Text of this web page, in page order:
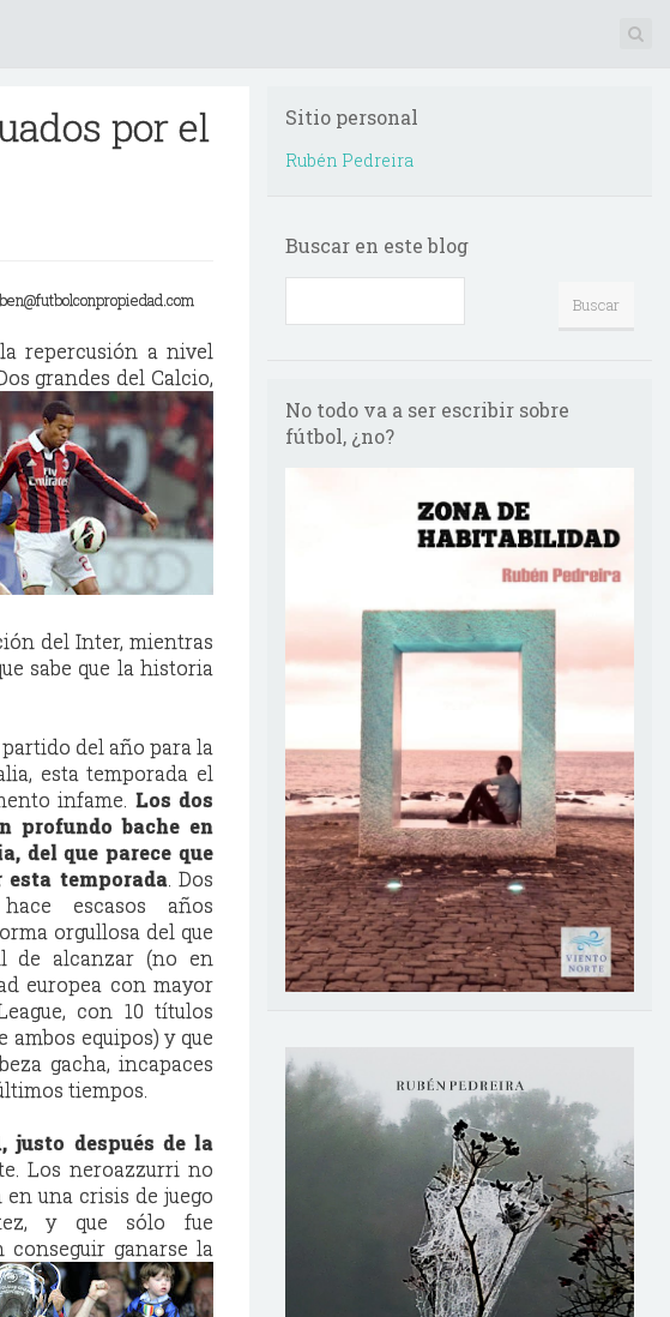
por el
repercusión a nivel
grandes del Calcio,
del Inter, mientras
sabe que la historia
del año para la
esta temporada el
infame. Los dos
profundo bache en
del que parece que
temporada. Dos
escasos años
orgullosa del que
de alcanzar (no en
europea con mayor
con 10 títulos
equipos) y que
gacha, incapaces
tiempos.
justo después de la
Los neroazzurri no
una crisis de juego
y que sólo fue
conseguir ganarse la
Sitio personal
Rubén Pedreira
Buscar en este blog
No todo va a ser escribir sobre
fútbol, ¿no?